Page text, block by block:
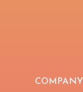
COMPANY